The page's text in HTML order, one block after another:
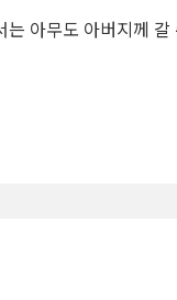
아무도 아버지께 갈